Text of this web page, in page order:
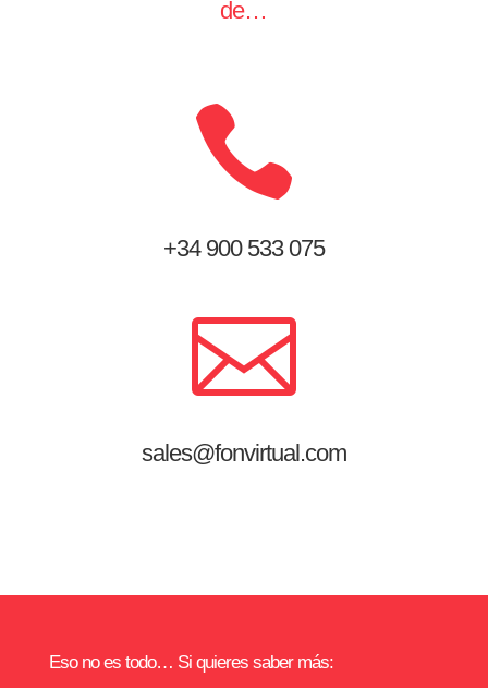
de…

+34 900 533 075

sales@fonvirtual.com
Eso no es todo… Si quieres saber más: